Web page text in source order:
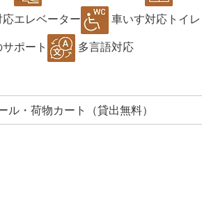
エレベーター
車いす対応トイレ
ポート
多言語対応
・荷物カート（貸出無料）